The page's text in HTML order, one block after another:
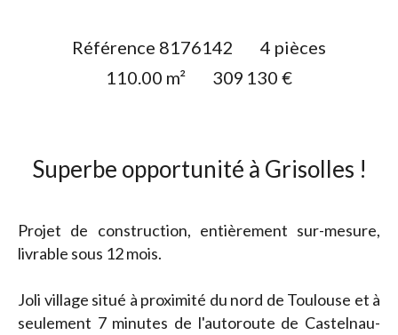
Référence 8176142
4 pièces
110.00 m² 309 130 €
Superbe opportunité à Grisolles !
Projet de construction, entièrement sur-mesure,
livrable sous 12 mois.
Joli village situé à proximité du nord de Toulouse et à
seulement 7 minutes de l'autoroute de Castelnau-